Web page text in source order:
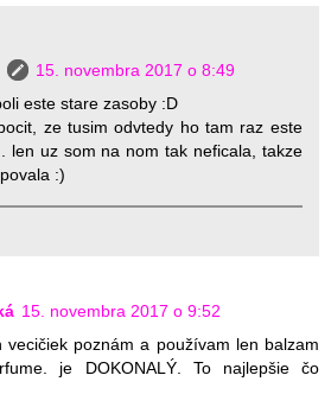
15. novembra 2017 o 8:49
este stare zasoby :D
ze tusim odvtedy ho tam raz este
len uz som na nom tak neficala, takze
:)
15. novembra 2017 o 9:52
vecičiek poznám a používam len balzam
je DOKONALÝ. To najlepšie čo